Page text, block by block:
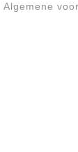
Algemene